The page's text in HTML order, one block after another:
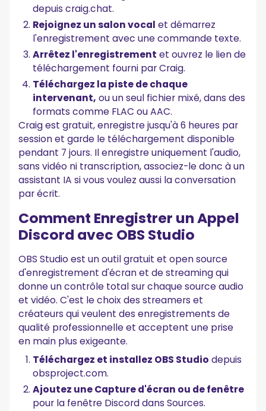
depuis craig.chat.
Rejoignez un salon vocal et démarrez
l'enregistrement avec une commande texte.
Arrêtez l'enregistrement et ouvrez le lien de
téléchargement fourni par Craig.
Téléchargez la piste de chaque
intervenant, ou un seul fichier mixé, dans des
formats comme FLAC ou AAC.
Craig est gratuit, enregistre jusqu'à 6 heures par
session et garde le téléchargement disponible
pendant 7 jours. Il enregistre uniquement l'audio,
sans vidéo ni transcription, associez-le donc à un
assistant IA si vous voulez aussi la conversation
par écrit.
Comment Enregistrer un Appel
Discord avec OBS Studio
OBS Studio est un outil gratuit et open source
d'enregistrement d'écran et de streaming qui
donne un contrôle total sur chaque source audio
et vidéo. C'est le choix des streamers et
créateurs qui veulent des enregistrements de
qualité professionnelle et acceptent une prise
en main plus exigeante.
Téléchargez et installez OBS Studio depuis
obsproject.com.
Ajoutez une Capture d'écran ou de fenêtre
pour la fenêtre Discord dans Sources.